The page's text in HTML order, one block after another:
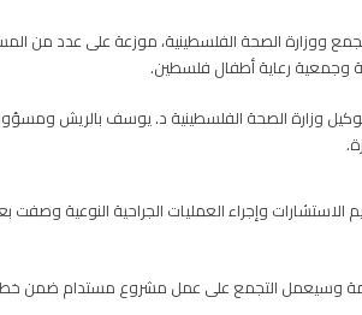
ووزارة الصحة الفلسطينية، موزعة على
وجمعية رعاية أطفال فلسطين.
وزارة الصحة الفلسطينية د. يوسف بالريش
الاستشارات وإجراء العمليات الجراحية النوعية
وسيعمل التجمع على عمل مشروع مستدام ضمن خطة